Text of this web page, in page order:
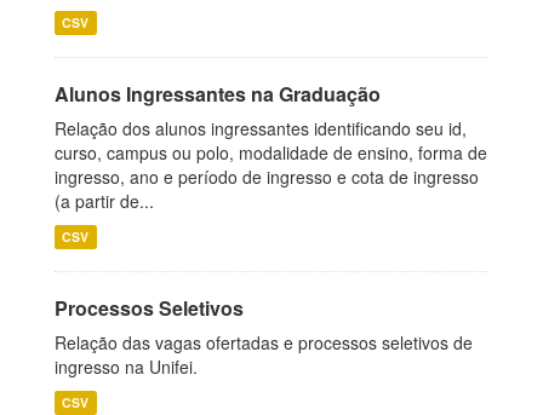
CSV
Alunos Ingressantes na Graduação
Relação dos alunos ingressantes identificando seu id,
curso, campus ou polo, modalidade de ensino, forma de
ingresso, ano e período de ingresso e cota de ingresso
(a partir de...
CSV
Processos Seletivos
Relação das vagas ofertadas e processos seletivos de
ingresso na Unifei.
CSV